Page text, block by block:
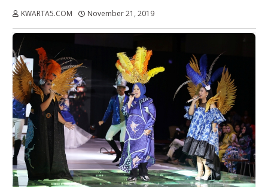
KWARTA5.COM November 21, 2019